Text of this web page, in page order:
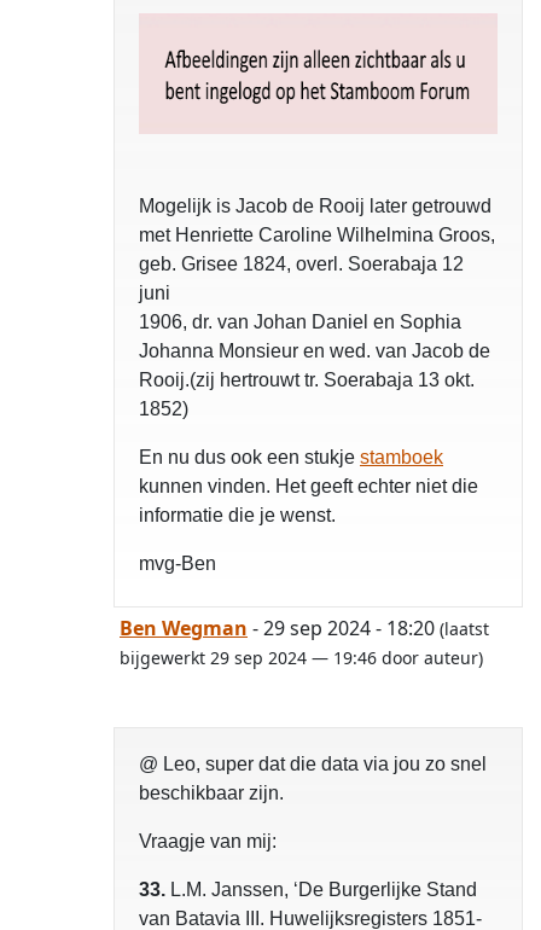
Mogelijk is Jacob de Rooij later getrouwd
met Henriette Caroline Wilhelmina Groos,
geb. Grisee 1824, overl. Soerabaja 12
juni
1906, dr. van Johan Daniel en Sophia
Johanna Monsieur en wed. van Jacob de
Rooij.(zij hertrouwt tr. Soerabaja 13 okt.
1852)
En nu dus ook een stukje stamboek
kunnen vinden. Het geeft echter niet die
informatie die je wenst.
mvg-Ben
Ben Wegman - 29 sep 2024 - 18:20 (laatst
bijgewerkt 29 sep 2024 — 19:46 door auteur)
@ Leo, super dat die data via jou zo snel
beschikbaar zijn.
Vraagje van mij:
33. L.M. Janssen, ‘De Burgerlijke Stand
van Batavia III. Huwelijksregisters 1851-